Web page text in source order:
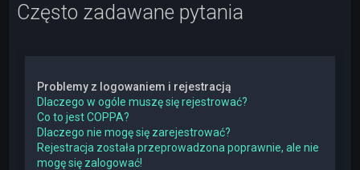
Często zadawane pytania
Problemy z logowaniem i rejestracją
Dlaczego w ogóle muszę się rejestrować?
Co to jest COPPA?
Dlaczego nie mogę się zarejestrować?
Rejestracja została przeprowadzona poprawnie, ale nie
mogę się zalogować!